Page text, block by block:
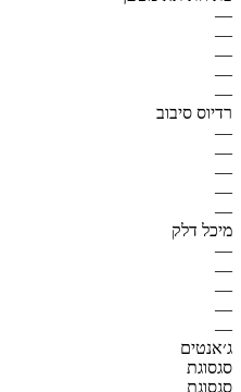
—
—
—
—
—
רדיוס סיבוב
—
—
—
—
—
מיכל דלק
—
—
—
—
—
ג׳אנטים
סגסוגת
סגסוגת